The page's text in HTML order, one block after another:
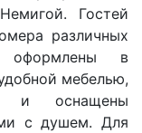
Гостей
различных
оформлены в
мебелью,
и оснащены
с душем. Для